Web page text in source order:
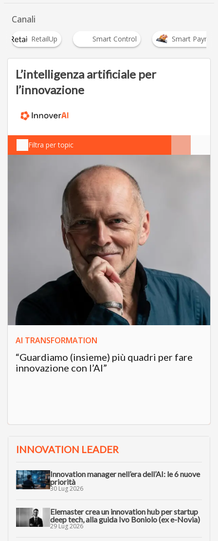
Canali
RetailUp Smart Control Smart Payment
L’intelligenza artificiale per
l’innovazione
Filtra per topic
AI TRANSFORMATION
“Guardiamo (insieme) più quadri per fare
innovazione con l’AI”
INNOVATION LEADER
Innovation manager nell’era dell’AI: le 6 nuove
priorità
30 Lug 2026
Elemaster crea un innovation hub per startup
deep tech, alla guida Ivo Boniolo (ex e-Novia)
29 Lug 2026